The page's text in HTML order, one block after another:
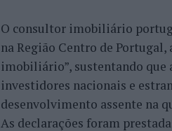
“A ‘Bienal de Artes e
participação do município de
programação que está
desenvolvimento desta
que aproveitou para recordar
O consultor imobiliário
na Região Centro de
imobiliário”, sustentando que
investidores nacionais e
desenvolvimento assente na
As declarações foram